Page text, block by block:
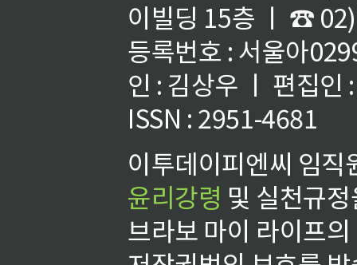
이빌딩 15층 ㅣ ☎
등록번호 : 서울아
인 : 김상우 ㅣ 편집인
ISSN : 2951-4681
이투데이피엔씨 임
윤리강령 및 실천규
브라보 마이 라이프